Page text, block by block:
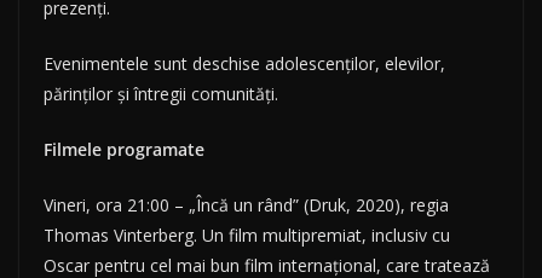
prezenți.
Evenimentele sunt deschise adolescenților, elevilor,
părinților și întregii comunități.
Filmele programate
Vineri, ora 21:00 – „Încă un rând” (Druk, 2020), regia
Thomas Vinterberg. Un film multipremiat, inclusiv cu
Oscar pentru cel mai bun film internațional, care tratează